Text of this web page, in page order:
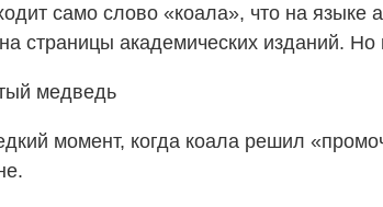
само слово «коала», что на
страницы академических изданий.
момент, когда коала решил